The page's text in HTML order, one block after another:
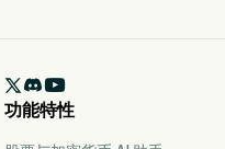

功能特性